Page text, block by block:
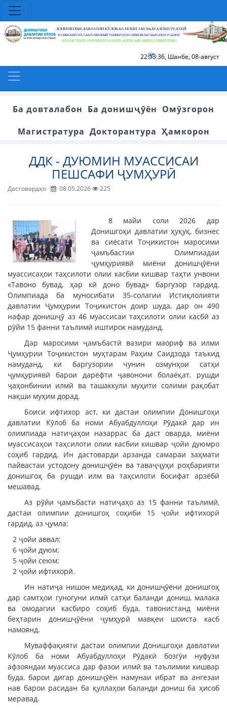
22:53:36, Шанбе, 08-август
Ба довталабон Ба донишҷӯён Омӯзгорон
Магистратура Докторантура Ҳамкорон
ДДК - ДУЮМИН МУАССИСАИ
ПЕШСАФИ ҶУМҲУРӢ
Дастовардҳо 08.05.2026 225
8 майи соли 2026 дар
Донишгоҳи давлатии ҳуқуқ, бизнес
ва сиёсати Тоҷикистон маросими
ҷамъбастии Олимпиадаи
ҷумҳуриявӣ миёни донишҷӯёни
муассисаҳои таҳсилоти олии касбии кишвар таҳти унвони
«Тавоно бувад, ҳар кӣ доно бувад» баргузор гардид.
Олимпиада ба муносибати 35-солагии Истиқлолияти
давлатии Ҷумҳурии Тоҷикистон доир шуда, дар он 490
нафар донишҷӯ аз 46 муассисаи таҳсилоти олии касбӣ аз
рӯйи 15 фанни таълимӣ иштирок намуданд.
Дар маросими ҷамъбастӣ вазири маориф ва илми
Ҷумҳурии Тоҷикистон муҳтарам Раҳим Саидзода таъкид
намуданд, ки баргузории чунин озмунҳои сатҳи
ҷумҳуриявӣ барои дарёфти ҷавонони болаёқат, рушди
ҷаҳонбинии илмӣ ва ташаккули муҳити солими рақобат
нақши муҳим дорад.
Боиси ифтихор аст, ки дастаи олимпии Донишгоҳи
давлатии Кӯлоб ба номи Абуабдуллоҳи Рӯдакӣ дар ин
олимпиада натиҷаҳои назаррас ба даст оварда, миёни
муассисаҳои таҳсилоти олии касбии кишвар ҷойи дуюмро
соҳиб гардид. Ин дастоварди арзанда самараи заҳмати
пайвастаи устодону донишҷӯён ва таваҷҷуҳи роҳбарияти
донишгоҳ ба рушди илм ва таҳсилоти босифат арзёбӣ
мешавад.
Аз рӯйи ҷамъбасти натиҷаҳо аз 15 фанни таълимӣ,
дастаи олимпии донишгоҳ соҳиби 15 ҷойи ифтихорӣ
гардид, аз ҷумла:
2 ҷойи аввал;
6 ҷойи дуюм;
5 ҷойи сеюм;
2 ҷойи ифтихорӣ.
Ин натиҷа нишон медиҳад, ки донишҷӯёни донишгоҳ
дар самтҳои гуногуни илмӣ сатҳи баланди дониш, малака
ва омодагии касбиро соҳиб буда, тавонистанд миёни
беҳтарин донишҷӯёни ҷумҳурӣ мавқеи шоиста касб
намоянд.
Муваффақияти дастаи олимпии Донишгоҳи давлатии
Кӯлоб ба номи Абуабдуллоҳи Рӯдакӣ бозгӯи нуфузи
афзояндаи муассиса дар фазои илмӣ ва таълимии кишвар
буда, барои дигар донишҷӯён намунаи ибрат ва ангезаи
нав барои расидан ба қуллаҳои баланди дониш ба ҳисоб
меравад.